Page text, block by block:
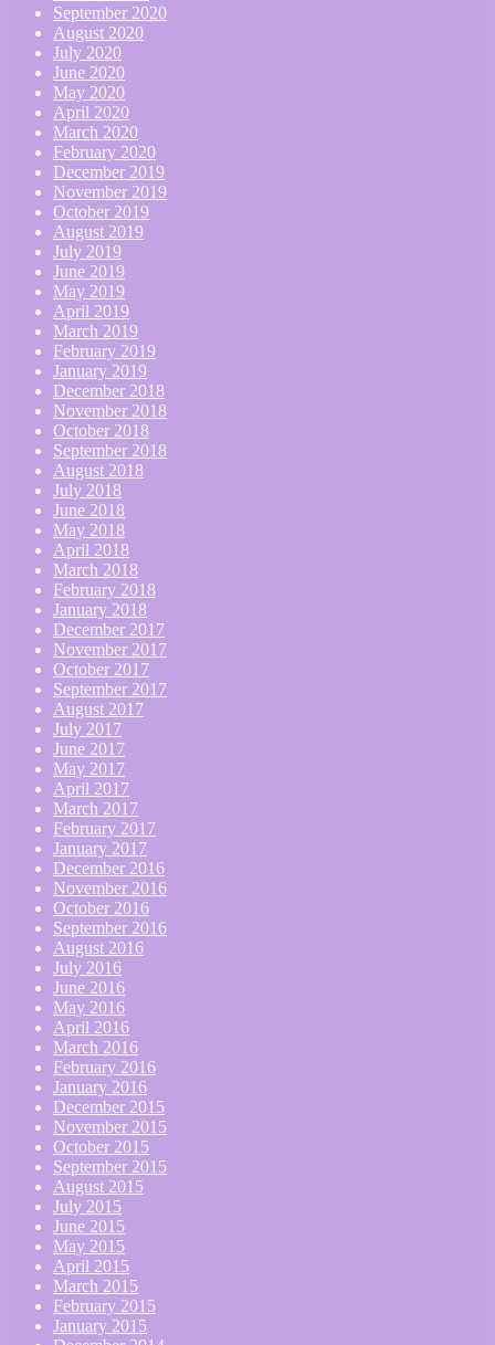
September 2020
August 2020
July 2020
June 2020
May 2020
April 2020
March 2020
February 2020
December 2019
November 2019
October 2019
August 2019
July 2019
June 2019
May 2019
April 2019
March 2019
February 2019
January 2019
December 2018
November 2018
October 2018
September 2018
August 2018
July 2018
June 2018
May 2018
April 2018
March 2018
February 2018
January 2018
December 2017
November 2017
October 2017
September 2017
August 2017
July 2017
June 2017
May 2017
April 2017
March 2017
February 2017
January 2017
December 2016
November 2016
October 2016
September 2016
August 2016
July 2016
June 2016
May 2016
April 2016
March 2016
February 2016
January 2016
December 2015
November 2015
October 2015
September 2015
August 2015
July 2015
June 2015
May 2015
April 2015
March 2015
February 2015
January 2015